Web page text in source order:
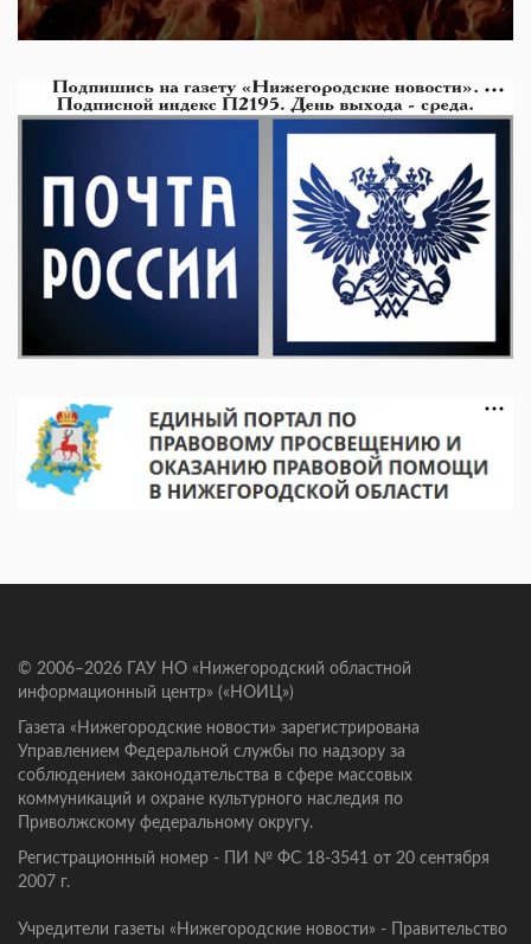
© 2006–2026 ГАУ НО «Нижегородский областной
информационный центр» («НОИЦ»)
Газета «Нижегородские новости» зарегистрирована
Управлением Федеральной службы по надзору за
соблюдением законодательства в сфере массовых
коммуникаций и охране культурного наследия по
Приволжскому федеральному округу.
Регистрационный номер - ПИ № ФС 18-3541 от 20 сентября
2007 г.
Учредители газеты «Нижегородские новости» - Правительство